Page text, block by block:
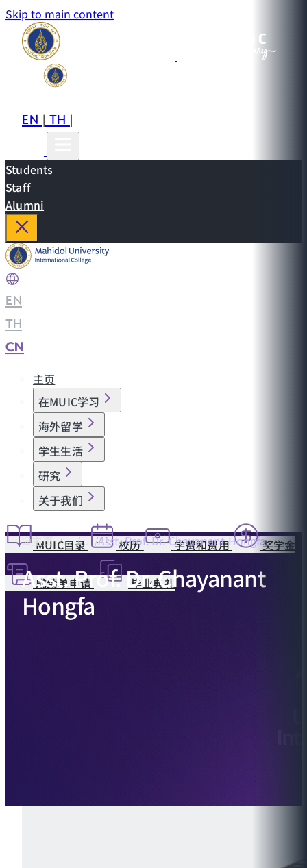
Skip to main content
EN|TH|
Students
Staff
Alumni
EN
TH
CN
主页
在MUIC学习
海外留学
学生生活
研究
关于我们
MUIC目录 校历 学费和费用 奖学金
成绩单申请 毕业典礼
主页 Asst. Prof. Dr. Chayanant Hongfa
Asst. Prof. Dr. Chayanant
Hongfa